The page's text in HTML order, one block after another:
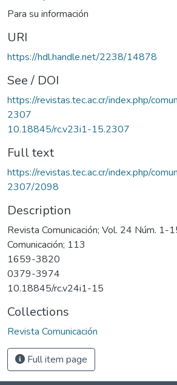
Para su información
URI
https://hdl.handle.net/2238/14878
See / DOI
https://revistas.tec.ac.cr/index.php/
2307
10.18845/rc.v23i1-15.2307
Full text
https://revistas.tec.ac.cr/index.php/
2307/2098
Description
Revista Comunicación; Vol. 24 Núm. 1-
Comunicación; 113
1659-3820
0379-3974
10.18845/rc.v24i1-15
Collections
Revista Comunicación
Full item page